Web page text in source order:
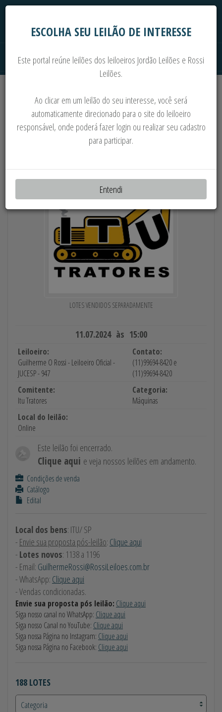
Imoveis Máquinas Sucata
VALORES REDUZIDOS: MÁQUINAS PESADAS E
COMPONENTES DIVERSOS
LOTES VENDIDOS SEPARADAMENTE
11.07.2024 às 15:00
Leiloeiro:
Guilherme O Rossi - Leiloeiro Oficial -
JUCESP - 947
Contato:
(11)99694-8420 e
(11)99694-8420
Comitente:
Itu Tratores
Categoria:
Máquinas
Local do leilão:
Online
Este leilão foi encerrado.
Clique aqui e veja nossos leilões em andamento.
Condições de venda
Catálogo
Edital
Local dos bens: ITU/ SP
- Envie sua proposta pós-leilão: Clique aqui
- Lotes novos: 1138 a 1196
- Email: GuilhermeRossi@RossiLeiloes.com.br
- WhatsApp: Clique aqui
- Vendas condicionadas.
Envie sua proposta pós leilão: Clique aqui
Siga nosso canal no WhatsApp: Clique aqui
Siga nosso Canal no YouTube: Clique aqui
Siga nossa Página no Instagram: Clique aqui
Siga nossa Página no Facebook: Clique aqui
188 LOTES
ESCOLHA SEU LEILÃO DE INTERESSE
Este portal reúne leilões dos leiloeiros Jordão Leilões e Rossi
Leilões.
Ao clicar em um leilão do seu interesse, você será
automaticamente direcionado para o site do leiloeiro
responsável, onde poderá fazer login ou realizar seu cadastro
para participar.
Entendi